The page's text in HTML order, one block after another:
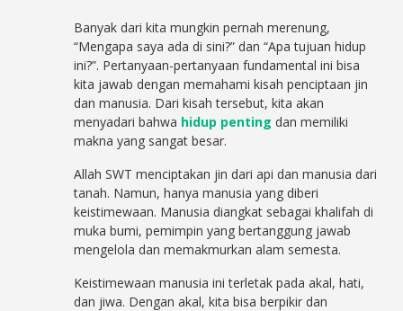
Banyak dari kita mungkin pernah merenung,
“Mengapa saya ada di sini?” dan “Apa tujuan hidup
ini?”. Pertanyaan-pertanyaan fundamental ini bisa
kita jawab dengan memahami kisah penciptaan jin
dan manusia. Dari kisah tersebut, kita akan
menyadari bahwa hidup penting dan memiliki
makna yang sangat besar.
Allah SWT menciptakan jin dari api dan manusia dari
tanah. Namun, hanya manusia yang diberi
keistimewaan. Manusia diangkat sebagai khalifah di
muka bumi, pemimpin yang bertanggung jawab
mengelola dan memakmurkan alam semesta.
Keistimewaan manusia ini terletak pada akal, hati,
dan jiwa. Dengan akal, kita bisa berpikir dan